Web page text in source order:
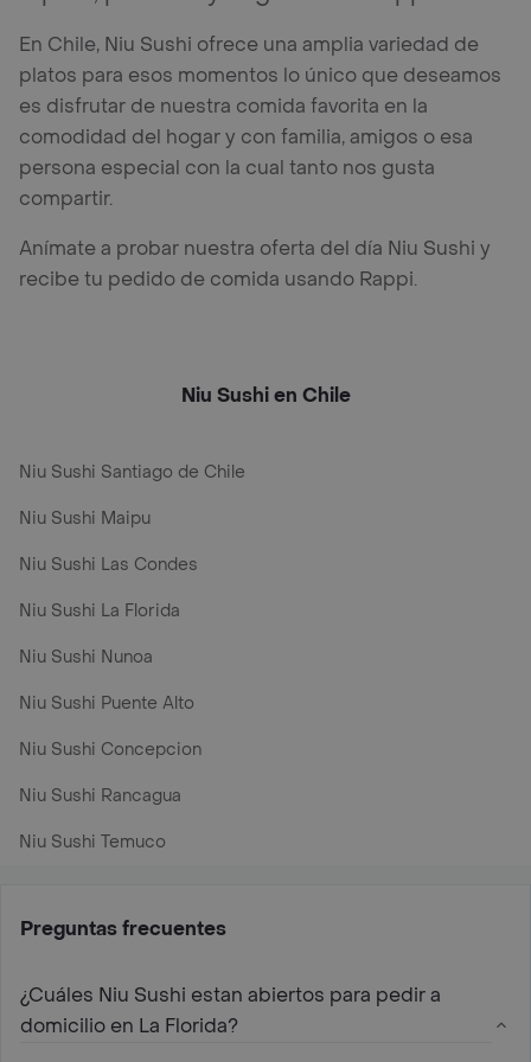
En Chile, Niu Sushi ofrece una amplia variedad de
platos para esos momentos lo único que deseamos
es disfrutar de nuestra comida favorita en la
comodidad del hogar y con familia, amigos o esa
persona especial con la cual tanto nos gusta
compartir.
Anímate a probar nuestra oferta del día Niu Sushi y
recibe tu pedido de comida usando Rappi.
Niu Sushi en Chile
Niu Sushi Santiago de Chile
Niu Sushi Maipu
Niu Sushi Las Condes
Niu Sushi La Florida
Niu Sushi Nunoa
Niu Sushi Puente Alto
Niu Sushi Concepcion
Niu Sushi Rancagua
Niu Sushi Temuco
Preguntas frecuentes
¿Cuáles Niu Sushi estan abiertos para pedir a
domicilio en La Florida?